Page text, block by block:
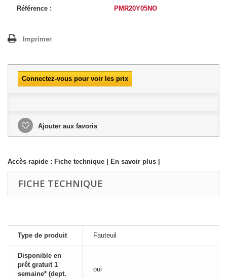
Référence : PMR20Y05NO
Imprimer
Connectez-vous pour voir les prix
Ajouter aux favoris
Accès rapide : Fiche technique En savoir plus
FICHE TECHNIQUE
Type de produit Fauteuil
Disponible en
prêt gratuit 1
semaine* (dept.
oui